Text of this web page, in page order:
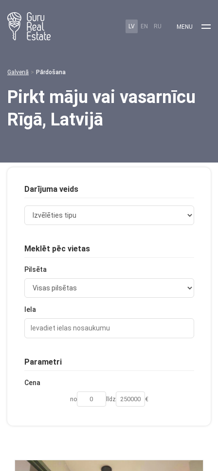
LV EN RU MENU
Galvenā Pārdošana
Pirkt māju vai vasarnīcu
Rīgā, Latvijā
Darījuma veids
Meklēt pēc vietas
Pilsēta
Iela
Parametri
Cena
no līdz €